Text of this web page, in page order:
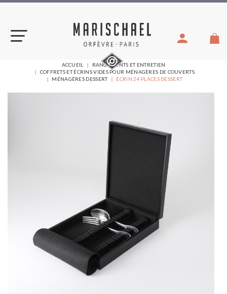
Aller
VOUS
ÊTES
ICI :
ACCUEIL
RANGEMENTS ET ENTRETIEN
COFFRETS ET ÉCRINS VIDES POUR MÉNAGÈRES DE COUVERTS
MÉNAGÈRES DESSERT
ÉCRIN 24 PLACES DESSERT